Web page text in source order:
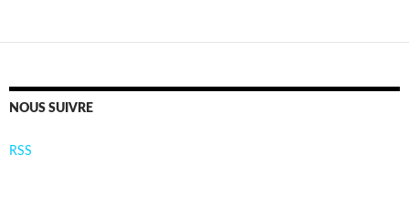
NOUS SUIVRE
RSS